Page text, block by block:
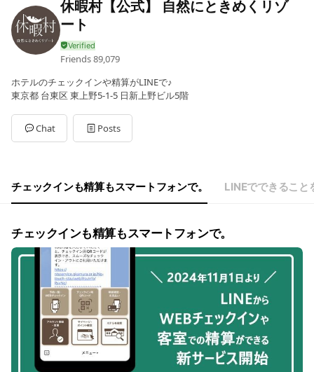
休暇村【公式】 自然にときめくリゾ
ート
Friends89,079
ホテルのチェックインや精算がLINEで♪
東京都 台東区 東上野5-1-5 日新上野ビル5階
Chat Posts
チェックインも精算もスマートフォンで。 LINEでできること
チェックインも精算もスマートフォンで。